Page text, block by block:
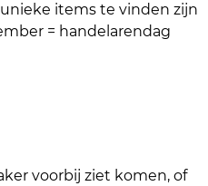
items te vinden zijn
= handelarendag
voorbij ziet komen, of